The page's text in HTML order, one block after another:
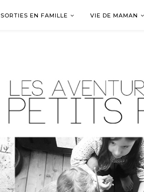
SORTIES EN FAMILLE VIE DE MAMAN